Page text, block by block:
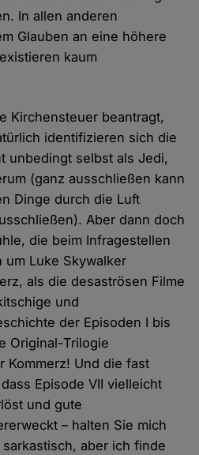
In allen anderen
Glauben an eine höhere
kaum
Kirchensteuer beantragt,
identifizieren sich die
unbedingt selbst als Jedi,
(ganz ausschließen kann
Dinge durch die Luft
Aber dann doch
die beim Infragestellen
Luke Skywalker
als die desaströsen Filme
und
der Episoden I bis
Original-Trilogie
Kommerz! Und die fast
Episode VII vielleicht
und gute
– halten Sie mich
aber ich finde